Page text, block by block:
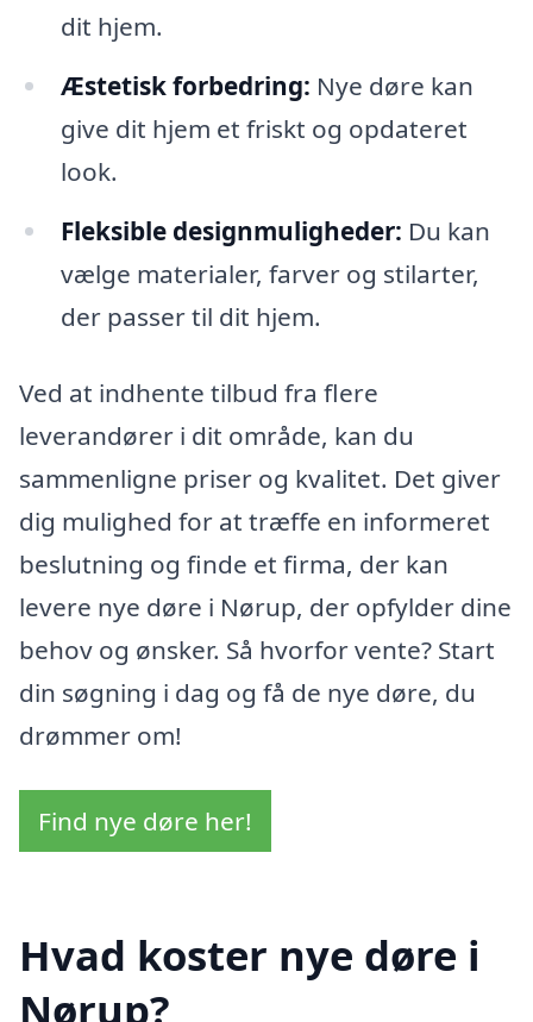
dit hjem.
Æstetisk forbedring: Nye døre kan
give dit hjem et friskt og opdateret
look.
Fleksible designmuligheder: Du kan
vælge materialer, farver og stilarter,
der passer til dit hjem.
Ved at indhente tilbud fra flere
leverandører i dit område, kan du
sammenligne priser og kvalitet. Det giver
dig mulighed for at træffe en informeret
beslutning og finde et firma, der kan
levere nye døre i Nørup, der opfylder dine
behov og ønsker. Så hvorfor vente? Start
din søgning i dag og få de nye døre, du
drømmer om!
Find nye døre her!
Hvad koster nye døre i
Nørup?